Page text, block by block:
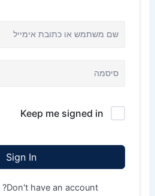
Keep me signed in
Sign In
Don't have an account?